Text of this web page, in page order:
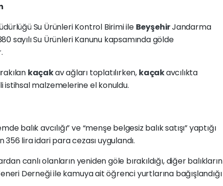
Su Ürünleri Kontrol Birimi ile BeyşehirJandarma
sayılı Su Ürünleri Kanunu kapsamında gölde
kaçakav ağları toplatılırken, kaçakavcılıkta
istihsal malzemelerine el konuldu.
balık avcılığı” ve “menşe belgesiz balık satışı” yaptığı
lira idari para cezası uygulandı.
canlı olanların yeniden göle bırakıldığı, diğer balıkların
Derneği ile kamuya ait öğrenci yurtlarına bağışlandığı